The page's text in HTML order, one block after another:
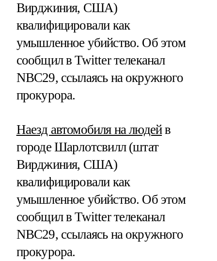
Вирджиния, США)
квалифицировали как
умышленное убийство. Об этом
сообщил в Twitter телеканал
NBC29, ссылаясь на окружного
прокурора.
Наезд автомобиля на людейв
городе Шарлотсвилл (штат
Вирджиния, США)
квалифицировали как
умышленное убийство. Об этом
сообщил в Twitter телеканал
NBC29, ссылаясь на окружного
прокурора.